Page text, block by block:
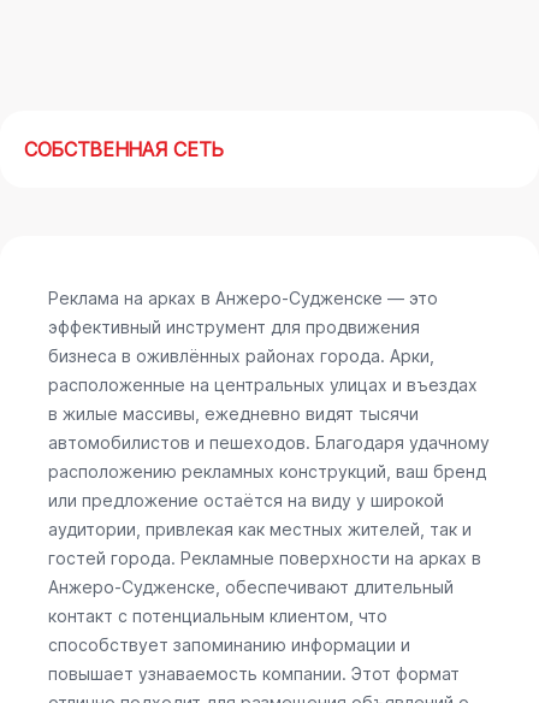
СОБСТВЕННАЯ СЕТЬ
Реклама на арках в Анжеро-Судженске — это
эффективный инструмент для продвижения
бизнеса в оживлённых районах города. Арки,
расположенные на центральных улицах и въездах
в жилые массивы, ежедневно видят тысячи
автомобилистов и пешеходов. Благодаря удачному
расположению рекламных конструкций, ваш бренд
или предложение остаётся на виду у широкой
аудитории, привлекая как местных жителей, так и
гостей города. Рекламные поверхности на арках в
Анжеро-Судженске, обеспечивают длительный
контакт с потенциальным клиентом, что
способствует запоминанию информации и
повышает узнаваемость компании. Этот формат